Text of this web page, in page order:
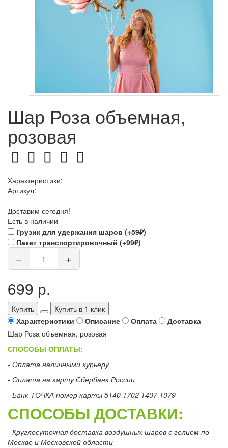
Шар Роза объемная,
розовая
Характеристики:
Артикул:
Доставим сегодня!
Есть в наличии
Грузик для удержания шаров (+59₽)
Пакет транспортировочный (+99₽)
− +
699 р.
Купить
Купить в 1 клик
Характеристики
Описание Оплата
Доставка
Шар Роза объемная, розовая
СПОСОБЫ ОПЛАТЫ:
- Оплата наличными курьеру
- Оплата на карту Сбербанк России
- Банк ТОЧКА номер карты 5140 1702 1407 1079
СПОСОБЫ ДОСТАВКИ:
- Круглосуточная доставка воздушных шаров с гелием по
Москве и Московской области